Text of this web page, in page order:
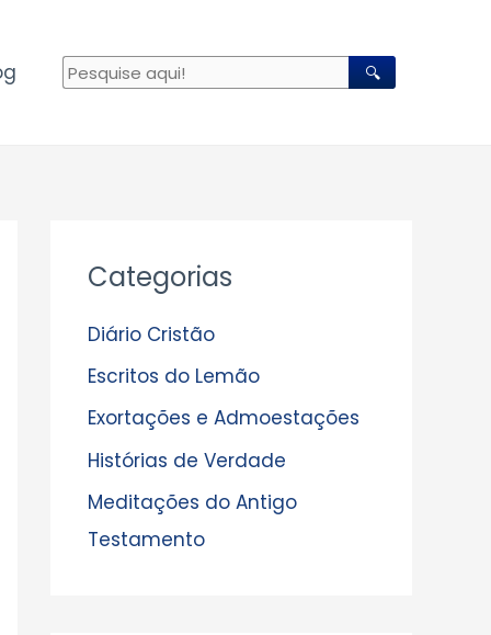
🔍
Categorias
Diário Cristão
Escritos do Lemão
Exortações e Admoestações
Histórias de Verdade
Meditações do Antigo
Testamento
r
u
i
v
o
s